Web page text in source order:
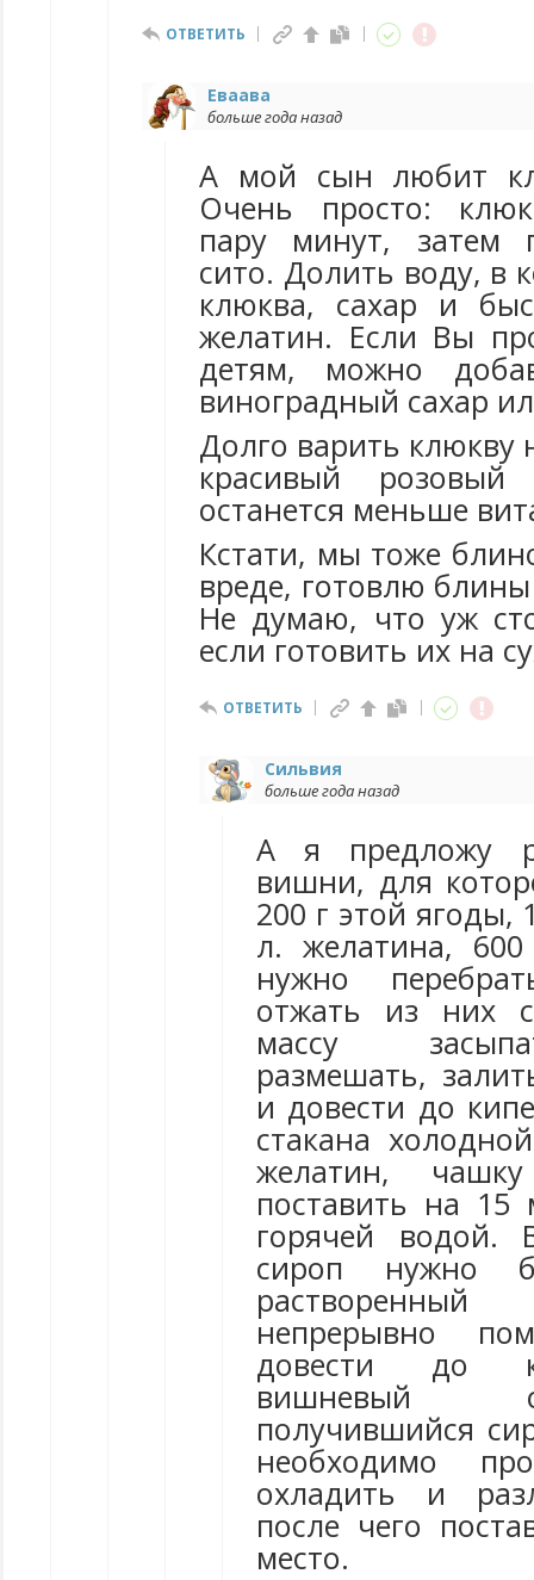
ОТВЕТИТЬ
Еваава
больше года назад
А мой сын любит
Очень просто:
пару минут, затем
сито. Долить воду, в
клюква, сахар и
желатин. Если Вы
детям, можно
виноградный сахар
Долго варить клюкву
красивый
останется меньше
Кстати, мы тоже
вреде, готовлю
Не думаю, что уж
если готовить их на
ОТВЕТИТЬ
Сильвия
больше года назад
А я предложу
вишни, для
200 г этой ягоды,
л. желатина,
нужно
отжать из них
массу
размешать,
и довести до
стакана
желатин,
поставить на
гоpячей водой.
сироп нужно
непрерывно
довести до
вишневый
получившийся
необходимо
охладить и
после чего
место.